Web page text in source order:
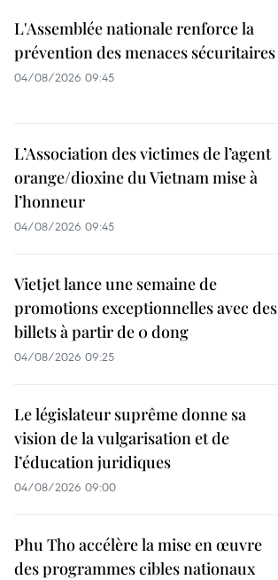
L'Assemblée nationale renforce la
prévention des menaces sécuritaires
04/08/2026 09:45
L’Association des victimes de l’agent
orange/dioxine du Vietnam mise à
l’honneur
04/08/2026 09:45
Vietjet lance une semaine de
promotions exceptionnelles avec des
billets à partir de 0 dong
04/08/2026 09:25
Le législateur suprême donne sa
vision de la vulgarisation et de
l’éducation juridiques
04/08/2026 09:00
Phu Tho accélère la mise en œuvre
des programmes cibles nationaux